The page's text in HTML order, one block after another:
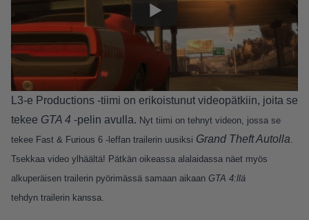
L3-e Productions -tiimi on erikoistunut videopätkiin, joita se
tekee GTA 4 -pelin avulla. Nyt tiimi on tehnyt videon, jossa se
tekee Fast & Furious 6 -leffan trailerin uusiksi Grand Theft Autolla
Tsekkaa video ylhäältä! Pätkän oikeassa alalaidassa näet myös
alkuperäisen trailerin pyörimässä samaan aikaan GTA 4:llä
tehdyn trailerin kanssa.